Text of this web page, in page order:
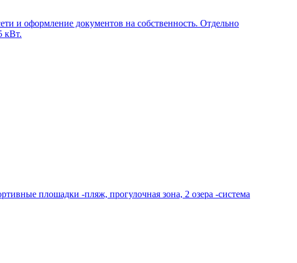
и оформление документов на собственность. Отдельно
кВт.
плошадки -пляж, прогулочная зона, 2 озера -система